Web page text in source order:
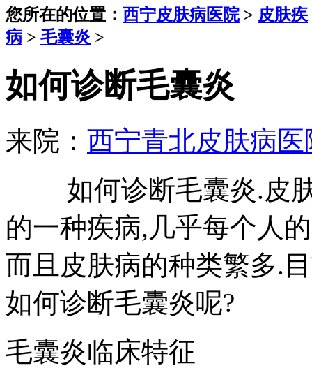
您所在的位置： 西宁皮肤病医院> 皮肤疾
病 > 毛囊炎 >
如何诊断毛囊炎
来院： 西宁青北皮肤病医
如何诊断毛囊炎.皮肤
的一种疾病,几乎每个人
而且皮肤病的种类繁多.
如何诊断毛囊炎呢?
毛囊炎临床特征